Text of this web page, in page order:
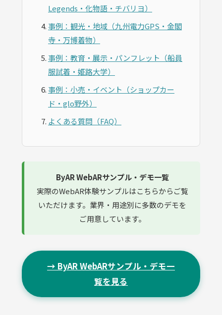
Legends・化物語・チバリヨ）
事例：観光・地域（九州電力GPS・金閣
寺・万博着物）
事例：教育・展示・パンフレット（船員
服試着・姫路大学）
事例：小売・イベント（ショップカー
ド・glo野外）
よくある質問（FAQ）
ByAR WebARサンプル・デモ一覧
実際のWebAR体験サンプルはこちらからご覧
いただけます。業界・用途別に多数のデモを
ご用意しています。
→ ByAR WebARサンプル・デモ一
覧を見る